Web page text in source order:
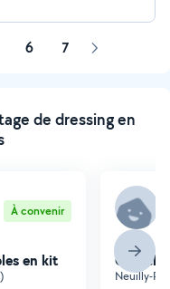
des devis gratuit.
6 7 Page
de dressing en
À convenir
en kit
Neuilly-